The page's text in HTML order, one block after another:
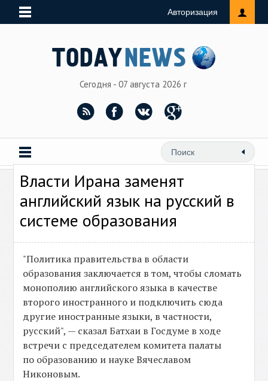
Авторизация
Сегодня - 07 августа 2026 г
Власти Ирана заменят
английский язык на русский в
системе образования‍
"Политика правительства в области
образования заключается в том, чтобы сломать
монополию английского языка в качестве
второго иностранного и подключить сюда
другие иностранные языки, в частности,
русский", — сказал Батхаи в Госдуме в ходе
встречи с председателем комитета палаты
по образованию и науке Вячеславом
Никоновым.